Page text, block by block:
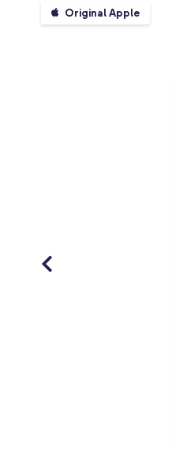
Zum
Ende
Original Apple